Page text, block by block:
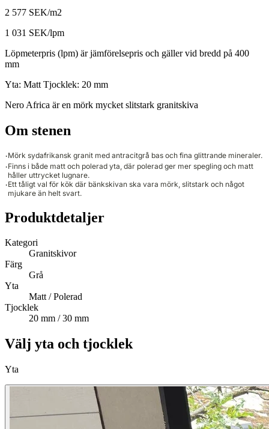
2 577 SEK/m2
1 031 SEK/lpm
Löpmeterpris (lpm) är jämförelsepris och gäller vid bredd på 400
mm
Yta: Matt Tjocklek: 20 mm
Nero Africa är en mörk mycket slitstark granitskiva
Om stenen
Mörk sydafrikansk granit med antracitgrå bas och fina glittrande mineraler.
Finns i både matt och polerad yta, där polerad ger mer spegling och matt
håller uttrycket lugnare.
Ett tåligt val för kök där bänkskivan ska vara mörk, slitstark och något
mjukare än helt svart.
Produktdetaljer
Kategori
Granitskivor
Färg
Grå
Yta
Matt / Polerad
Tjocklek
20 mm / 30 mm
Välj yta och tjocklek
Yta